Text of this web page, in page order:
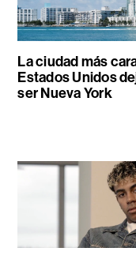
La ciudad más
Estados Unidos
ser Nueva York